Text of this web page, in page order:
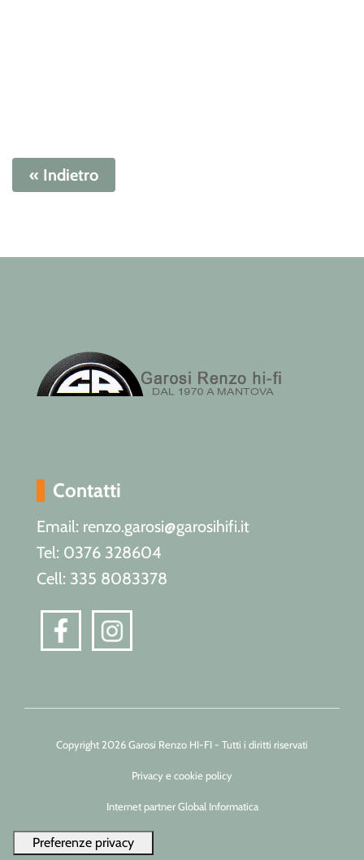
« Indietro
Contatti
Email: renzo.garosi@garosihifi.it
Tel: 0376 328604
Cell: 335 8083378
Copyright 2026 Garosi Renzo HI-FI - Tutti i diritti riservati
Privacy e cookie policy
Internet partner Global Informatica